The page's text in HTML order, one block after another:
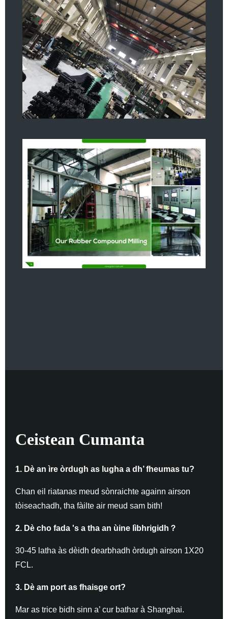
Ceistean Cumanta
1. Dè an ìre òrdugh as lugha a dh’ fheumas tu?
Chan eil riatanas meud sònraichte againn airson
tòiseachadh, tha fàilte air meud sam bith!
2. Dè cho fada 's a tha an ùine lìbhrigidh ？
30-45 latha às dèidh dearbhadh òrdugh airson 1X20
FCL.
3. Dè am port as fhaisge ort?
Mar as trice bidh sinn a’ cur bathar à Shanghai.